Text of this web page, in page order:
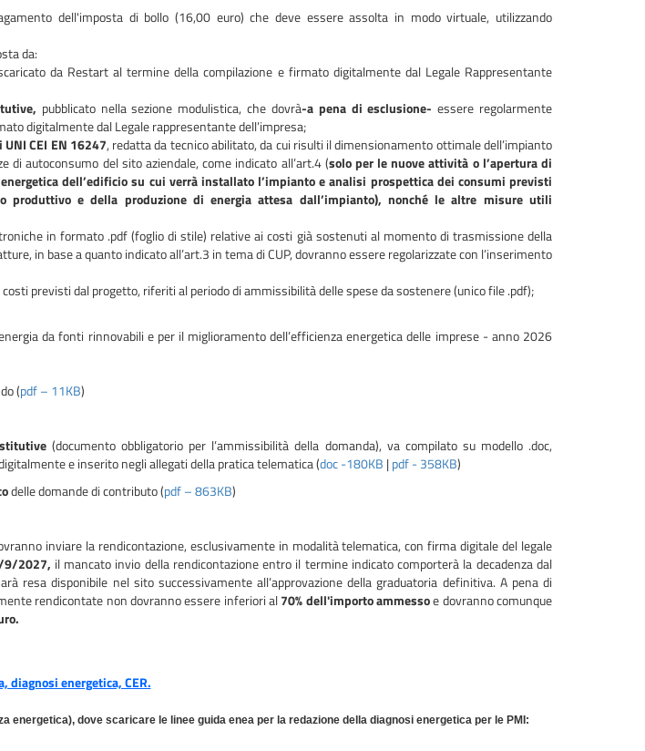
dell'imposta di bollo (16,00 euro) che deve essere assolta in modo virtuale, utilizzando
da:
da Restart al termine della compilazione e firmato digitalmente dal Legale Rappresentante
pubblicato nella sezione modulistica, che dovrà-a pena di esclusione- essere regolarmente
digitalmente dal Legale rappresentante dell’impresa;
CEI EN 16247, redatta da tecnico abilitato, da cui risulti il dimensionamento ottimale dell’impianto
di autoconsumo del sito aziendale, come indicato all’art.4 (solo per le nuove attività o l’apertura di
dell’edificio su cui verrà installato l’impianto e analisi prospettica dei consumi previsti
produttivo e della produzione di energia attesa dall’impianto), nonché le altre misure utili
in formato .pdf (foglio di stile) relative ai costi già sostenuti al momento di trasmissione della
in base a quanto indicato all’art.3 in tema di CUP, dovranno essere regolarizzate con l’inserimento
previsti dal progetto, riferiti al periodo di ammissibilità delle spese da sostenere (unico file .pdf);
da fonti rinnovabili e per il miglioramento dell’efficienza energetica delle imprese - anno 2026
(pdf – 11KB)
(documento obbligatorio per l’ammissibilità della domanda), va compilato su modello .doc,
e inserito negli allegati della pratica telematica (doc -180KB |pdf - 358KB)
delle domande di contributo (pdf – 863KB)
inviare la rendicontazione, esclusivamente in modalità telematica, con firma digitale del legale
2027, il mancato invio della rendicontazione entro il termine indicato comporterà la decadenza dal
resa disponibile nel sito successivamente all’approvazione della graduatoria definitiva. A pena di
rendicontate non dovranno essere inferiori al70% dell'importo ammessoe dovranno comunque
diagnosi energetica, CER.
energetica), dove scaricare le linee guida enea per la redazione della diagnosi energetica per le PMI: